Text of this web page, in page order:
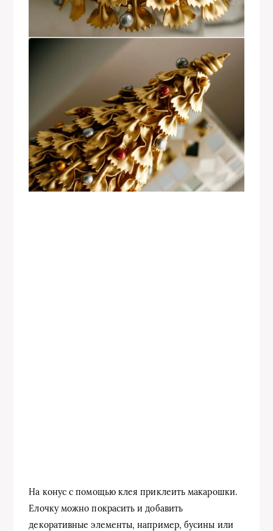
На конус с помощью клея приклеить макарошки.
Елочку можно покрасить и добавить
декоративные элементы, например, бусины или